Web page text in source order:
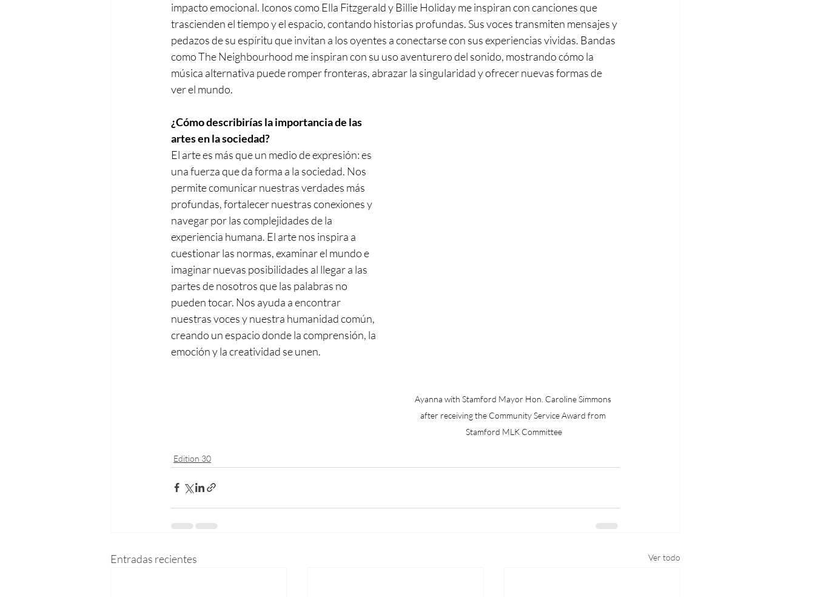
impacto emocional. Iconos como Ella Fitzgerald y Billie Holiday me inspiran con canciones que
trascienden el tiempo y el espacio, contando historias profundas. Sus voces transmiten mensajes y
pedazos de su espíritu que invitan a los oyentes a conectarse con sus experiencias vividas. Bandas
como The Neighbourhood me inspiran con su uso aventurero del sonido, mostrando cómo la
música alternativa puede romper fronteras, abrazar la singularidad y ofrecer nuevas formas de
ver el mundo.
Ayanna with Stamford Mayor Hon. Caroline Simmons
after receiving the Community Service Award from
Stamford MLK Committee
¿Cómo describirías la importancia de las
artes en la sociedad?
El arte es más que un medio de expresión: es
una fuerza que da forma a la sociedad. Nos
permite comunicar nuestras verdades más
profundas, fortalecer nuestras conexiones y
navegar por las complejidades de la
experiencia humana. El arte nos inspira a
cuestionar las normas, examinar el mundo e
imaginar nuevas posibilidades al llegar a las
partes de nosotros que las palabras no
pueden tocar. Nos ayuda a encontrar
nuestras voces y nuestra humanidad común,
creando un espacio donde la comprensión, la
emoción y la creatividad se unen.
Edition 30
Entradas recientes Ver todo